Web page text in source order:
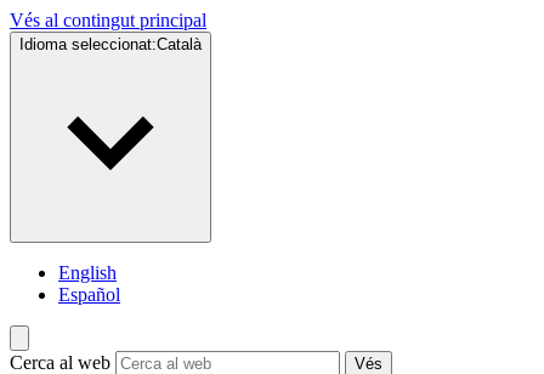
Vés al contingut principal
Idioma seleccionat:Català
English
Español
Cerca al web Vés